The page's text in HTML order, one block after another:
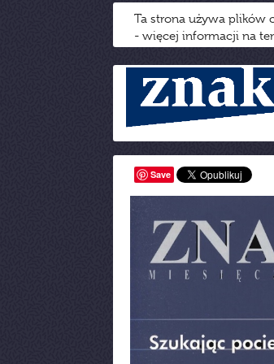
Ta strona używa plików
- więcej informacji na
Save